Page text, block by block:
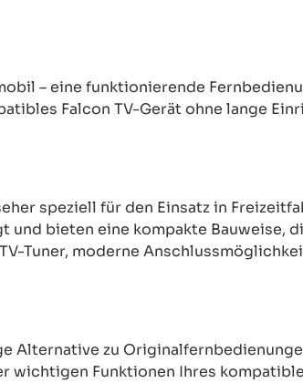
– eine funktionierende
Falcon TV-Gerät ohne lange
speziell für den Einsatz in
bieten eine kompakte Bauweise,
Tuner, moderne
Alternative zu
Funktionen Ihres